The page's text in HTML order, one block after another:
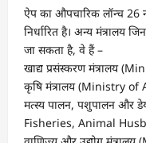
ऐप का औपचारिक लॉन्च 26
निर्धारित है। अन्य मंत्रालय
जा सकता है, वे हैं –
खाद्य प्रसंस्करण मंत्रालय
कृषि मंत्रालय (Ministry
मत्स्य पालन, पशुपालन और
Fisheries, Animal